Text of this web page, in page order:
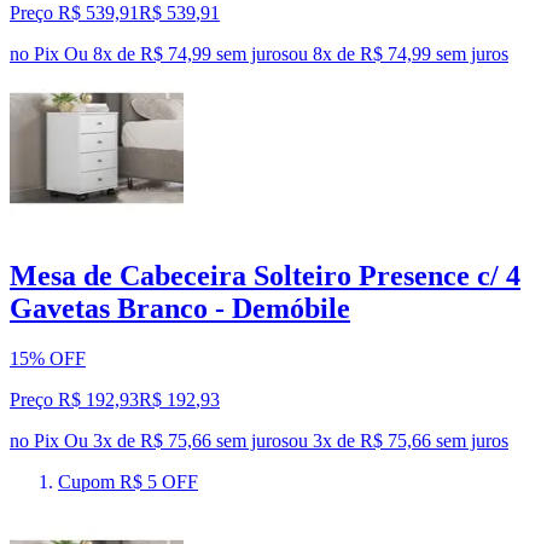
Preço R$ 539,91R$ 539,91
no Pix Ou 8x de R$ 74,99 sem jurosou 8x de R$ 74,99 sem juros
Mesa de Cabeceira Solteiro Presence c/ 4
Gavetas Branco - Demóbile
15% OFF
Preço R$ 192,93R$ 192,93
no Pix Ou 3x de R$ 75,66 sem jurosou 3x de R$ 75,66 sem juros
Cupom R$ 5 OFF